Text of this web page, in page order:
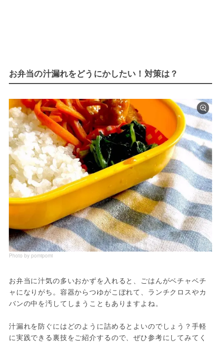
お弁当の汁漏れをどうにかしたい！対策は？
Photo by pomipomi
お弁当に汁気の多いおかずを入れると、ごはんがベチャベチ
ャになりがち。容器からつゆがこぼれて、ランチクロスやカ
バンの中を汚してしまうこともありますよね。
汁漏れを防ぐにはどのように詰めるとよいのでしょう？手軽
に実践できる裏技をご紹介するので、ぜひ参考にしてみてく